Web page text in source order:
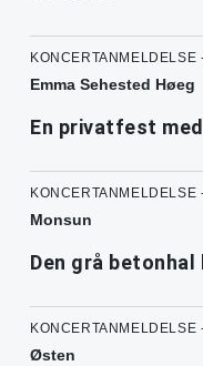
KONCERTANMELDELSE
Emma Sehested Høeg
En privatfest
KONCERTANMELDELSE
Monsun
Den grå
KONCERTANMELDELSE
Østen